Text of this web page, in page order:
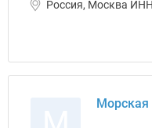
Россия, Москва